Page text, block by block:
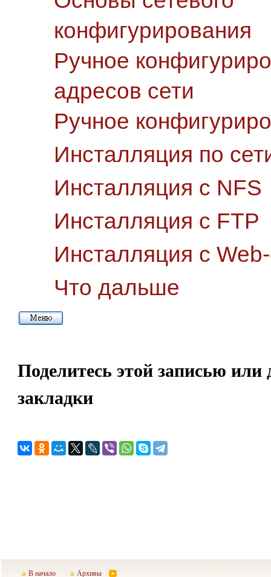
конфигурирования
Ручное
адресов сети
Ручное
Инсталляция по
Инсталляция с NFS
Инсталляция с FTP
Инсталляция с
Что дальше
Поделитесь этой записью или
закладки
В начало Архивы